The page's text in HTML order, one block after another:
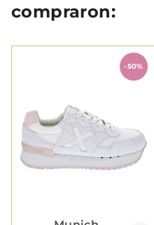
compraron:
-50%